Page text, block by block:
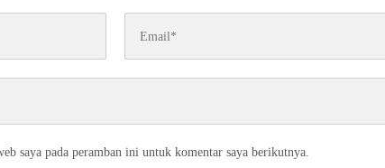
saya pada peramban ini untuk komentar saya berikutnya.